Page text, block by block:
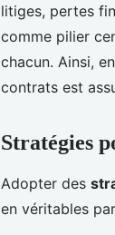
litiges, pertes
comme pilier
chacun. Ainsi,
contrats est
Stratégies
Adopter des
en véritables